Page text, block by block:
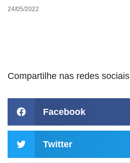
24/05/2022
Compartilhe nas redes sociais
Facebook
Twitter